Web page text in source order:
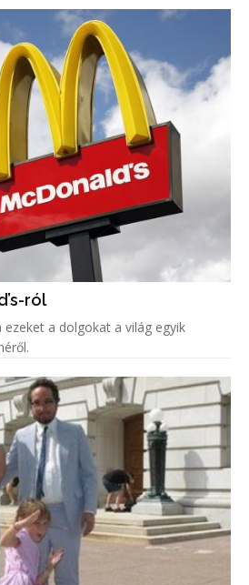
ról
a dolgokat a világ egyik